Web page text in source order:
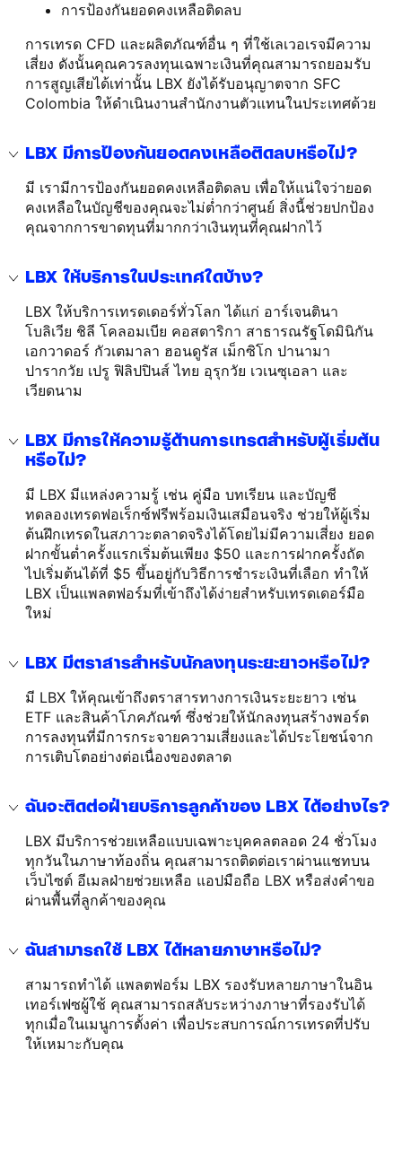
การป้องกันยอดคงเหลือติดลบ
การเทรด CFD และผลิตภัณฑ์อื่น ๆ ที่ใช้เลเวอเรจมีความ
เสี่ยง ดังนั้นคุณควรลงทุนเฉพาะเงินที่คุณสามารถยอมรับ
การสูญเสียได้เท่านั้น LBX ยังได้รับอนุญาตจาก SFC
Colombia ให้ดำเนินงานสำนักงานตัวแทนในประเทศด้วย
LBX มีการป้องกันยอดคงเหลือติดลบหรือไม่?
มี เรามีการป้องกันยอดคงเหลือติดลบ เพื่อให้แน่ใจว่ายอด
คงเหลือในบัญชีของคุณจะไม่ต่ำกว่าศูนย์ สิ่งนี้ช่วยปกป้อง
คุณจากการขาดทุนที่มากกว่าเงินทุนที่คุณฝากไว้
LBX ให้บริการในประเทศใดบ้าง?
LBX ให้บริการเทรดเดอร์ทั่วโลก ได้แก่ อาร์เจนตินา
โบลิเวีย ชิลี โคลอมเบีย คอสตาริกา สาธารณรัฐโดมินิกัน
เอกวาดอร์ กัวเตมาลา ฮอนดูรัส เม็กซิโก ปานามา
ปารากวัย เปรู ฟิลิปปินส์ ไทย อุรุกวัย เวเนซุเอลา และ
เวียดนาม
LBX มีการให้ความรู้ด้านการเทรดสำหรับผู้เริ่มต้น
หรือไม่?
มี LBX มีแหล่งความรู้ เช่น คู่มือ บทเรียน และบัญชี
ทดลองเทรดฟอเร็กซ์ฟรีพร้อมเงินเสมือนจริง ช่วยให้ผู้เริ่ม
ต้นฝึกเทรดในสภาวะตลาดจริงได้โดยไม่มีความเสี่ยง ยอด
ฝากขั้นต่ำครั้งแรกเริ่มต้นเพียง $50 และการฝากครั้งถัด
ไปเริ่มต้นได้ที่ $5 ขึ้นอยู่กับวิธีการชำระเงินที่เลือก ทำให้
LBX เป็นแพลตฟอร์มที่เข้าถึงได้ง่ายสำหรับเทรดเดอร์มือ
ใหม่
LBX มีตราสารสำหรับนักลงทุนระยะยาวหรือไม่?
มี LBX ให้คุณเข้าถึงตราสารทางการเงินระยะยาว เช่น
ETF และสินค้าโภคภัณฑ์ ซึ่งช่วยให้นักลงทุนสร้างพอร์ต
การลงทุนที่มีการกระจายความเสี่ยงและได้ประโยชน์จาก
การเติบโตอย่างต่อเนื่องของตลาด
ฉันจะติดต่อฝ่ายบริการลูกค้าของ LBX ได้อย่างไร?
LBX มีบริการช่วยเหลือแบบเฉพาะบุคคลตลอด 24 ชั่วโมง
ทุกวันในภาษาท้องถิ่น คุณสามารถติดต่อเราผ่านแชทบน
เว็บไซต์ อีเมลฝ่ายช่วยเหลือ แอปมือถือ LBX หรือส่งคำขอ
ผ่านพื้นที่ลูกค้าของคุณ
ฉันสามารถใช้ LBX ได้หลายภาษาหรือไม่?
สามารถทำได้ แพลตฟอร์ม LBX รองรับหลายภาษาในอิน
เทอร์เฟซผู้ใช้ คุณสามารถสลับระหว่างภาษาที่รองรับได้
ทุกเมื่อในเมนูการตั้งค่า เพื่อประสบการณ์การเทรดที่ปรับ
ให้เหมาะกับคุณ